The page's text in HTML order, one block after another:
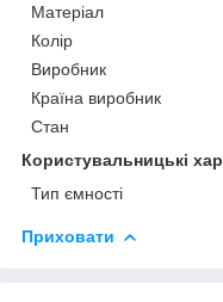
Матеріал
Колір
Виробник
Країна виробник
Стан
Користувальницькі
Тип ємності
Приховати